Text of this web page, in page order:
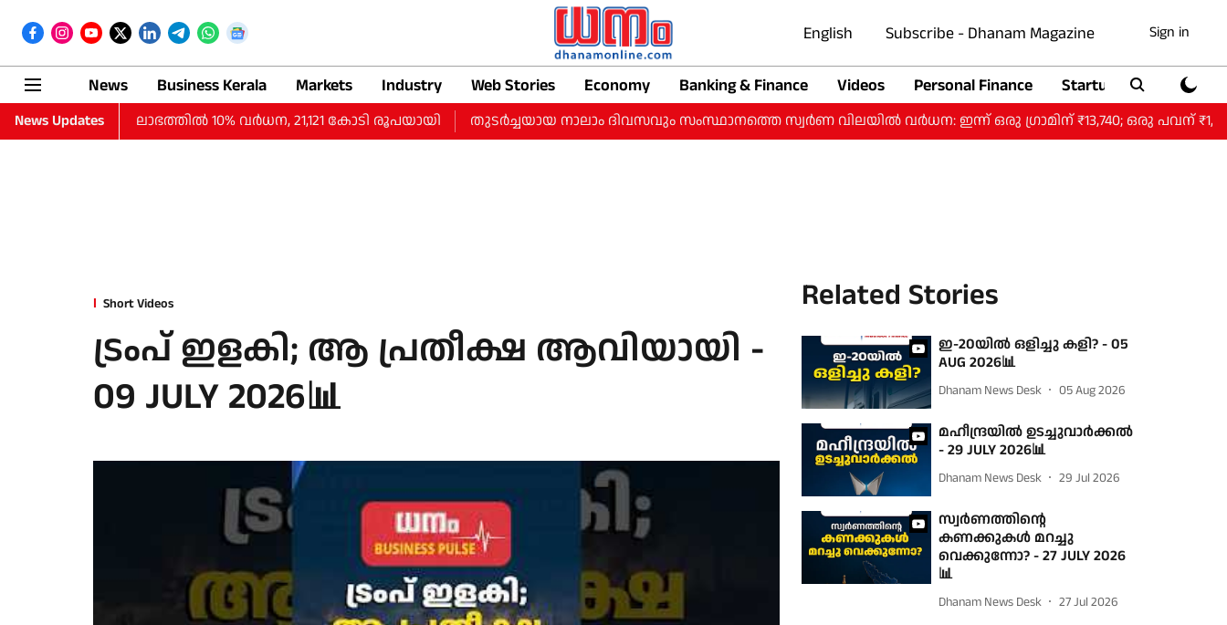
English Subscribe - Dhanam Magazine Sign in
News Business Kerala Markets Industry Web Stories Economy Banking & Finance Videos Personal Finance Startup
News Updatesലാഭത്തില്‍ 10% വര്‍ധന, 21,121 കോടി രൂപയായി തുടർച്ചയായ നാലാം ദിവസവും സംസ്ഥാനത്തെ സ്വർണ വിലയിൽ വർധന: ഇന്ന് ഒരു ​ഗ്രാമിന് ₹13,740; ഒരു പവന്
Short Videos
ട്രംപ് ഇളകി; ആ പ്രതീക്ഷ ആവിയായി -
09 JULY 2026📊
Related Stories
ഇ-20യില്‍ ഒളിച്ചു കളി? - 05
AUG 2026📊
Dhanam News Desk 05 Aug 2026
മഹീന്ദ്രയില്‍ ഉടച്ചുവാര്‍ക്കല്‍
- 29 JULY 2026📊
Dhanam News Desk 29 Jul 2026
സ്വര്‍ണത്തിന്റെ
കണക്കുകള്‍ മറച്ചു
വെക്കുന്നോ? - 27 JULY 2026
📊
Dhanam News Desk 27 Jul 2026